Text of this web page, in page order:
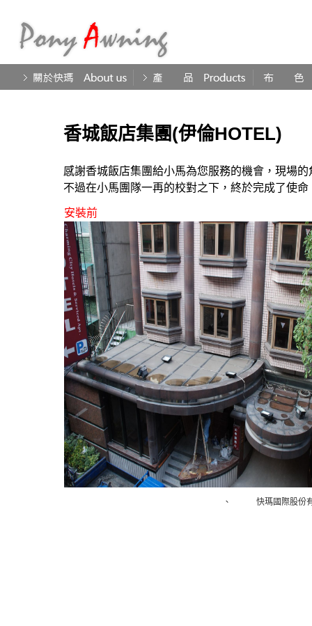
香城飯店集團(伊倫HOTEL)
感謝香城飯店集團給小馬為您服務的機會，現場
不過在小馬團隊一再的校對之下，終於完成了使命
安裝前
、 快瑪國際股份